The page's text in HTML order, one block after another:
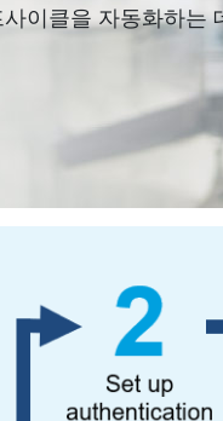
이클을 자동화하는